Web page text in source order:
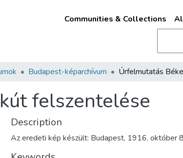
Communities & Collections
Budapest-képarchívum
felszentelése
Description
Az eredeti kép készült: Budapest, 1916. október